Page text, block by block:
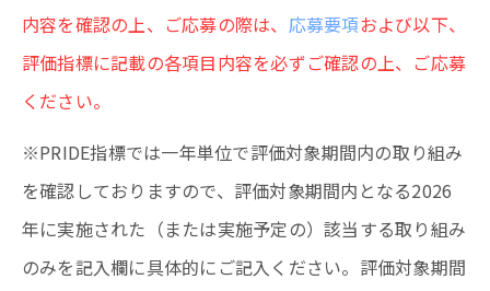
内容を確認の上、ご応募の際は、 応募要項および以下、
評価指標に記載の各項目内容を必ずご確認の上、ご応募
ください。
※PRIDE指標では一年単位で評価対象期間内の取り組み
を確認しておりますので、評価対象期間内となる2026
年に実施された（または実施予定の）該当する取り組み
のみを記入欄に具体的にご記入ください。評価対象期間